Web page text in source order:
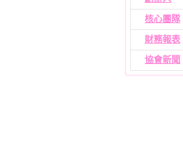
核心團隊
財務報表
協會新聞